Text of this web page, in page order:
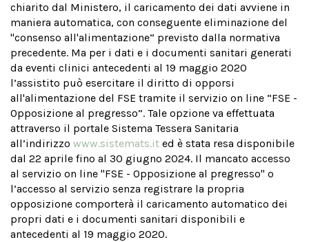
chiarito dal Ministero, il caricamento dei dati avviene in
maniera automatica, con conseguente eliminazione del
"consenso all'alimentazione” previsto dalla normativa
precedente. Ma per i dati e i documenti sanitari generati
da eventi clinici antecedenti al 19 maggio 2020
l’assistito può esercitare il diritto di opporsi
all'alimentazione del FSE tramite il servizio on line “FSE -
Opposizione al pregresso”. Tale opzione va effettuata
attraverso il portale Sistema Tessera Sanitaria
all’indirizzo www.sistemats.it ed è stata resa disponibile
dal 22 aprile fino al 30 giugno 2024. Il mancato accesso
al servizio on line "FSE - Opposizione al pregresso" o
l’accesso al servizio senza registrare la propria
opposizione comporterà il caricamento automatico dei
propri dati e i documenti sanitari disponibili e
antecedenti al 19 maggio 2020.